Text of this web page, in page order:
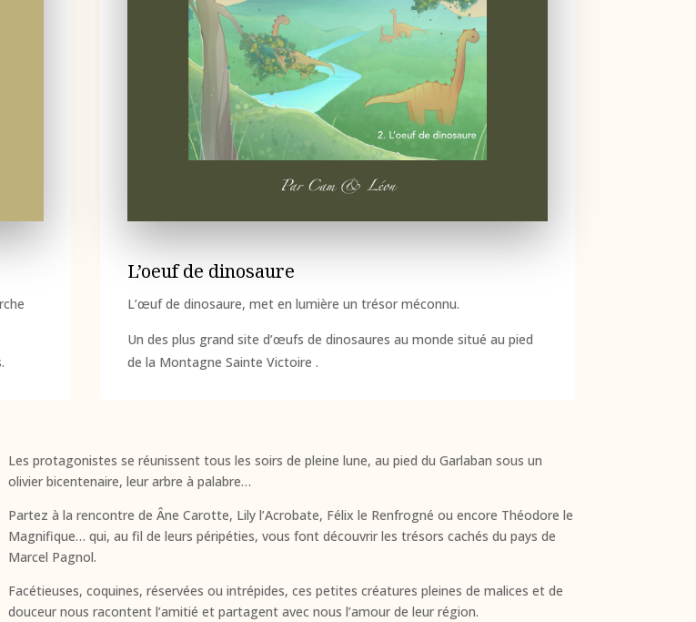
L’oeuf de dinosaure
L’œuf de dinosaure, met en lumière un trésor méconnu.
Un des plus grand site d’œufs de dinosaures au monde situé au pied
de la Montagne Sainte Victoire .
Les protagonistes se réunissent tous les soirs de pleine lune, au pied du Garlaban sous un
olivier bicentenaire, leur arbre à palabre…
Partez à la rencontre de Âne Carotte, Lily l’Acrobate, Félix le Renfrogné ou encore Théodore le
Magnifique… qui, au fil de leurs péripéties, vous font découvrir les trésors cachés du pays de
Marcel Pagnol.
Facétieuses, coquines, réservées ou intrépides, ces petites créatures pleines de malices et de
douceur nous racontent l’amitié et partagent avec nous l’amour de leur région.